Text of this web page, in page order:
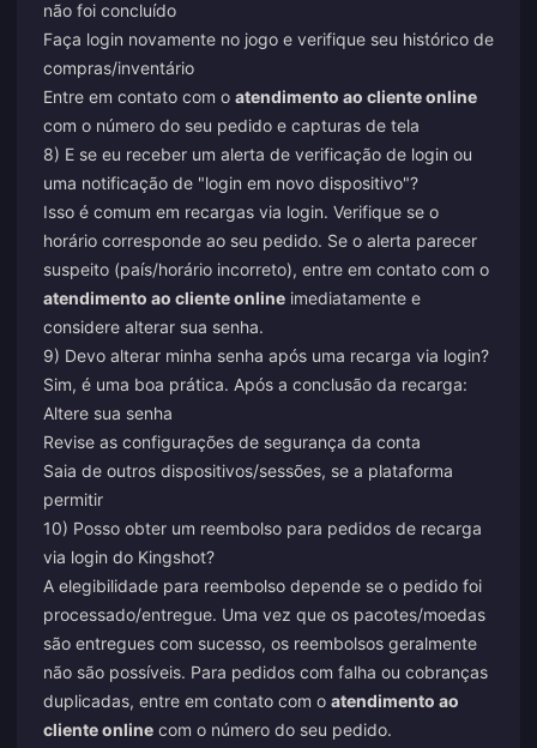
não foi concluído
Faça login novamente no jogo e verifique seu histórico de
compras/inventário
Entre em contato com o atendimento ao cliente online
com o número do seu pedido e capturas de tela
8) E se eu receber um alerta de verificação de login ou
uma notificação de "login em novo dispositivo"?
Isso é comum em recargas via login. Verifique se o
horário corresponde ao seu pedido. Se o alerta parecer
suspeito (país/horário incorreto), entre em contato com o
atendimento ao cliente online imediatamente e
considere alterar sua senha.
9) Devo alterar minha senha após uma recarga via login?
Sim, é uma boa prática. Após a conclusão da recarga:
Altere sua senha
Revise as configurações de segurança da conta
Saia de outros dispositivos/sessões, se a plataforma
permitir
10) Posso obter um reembolso para pedidos de recarga
via login do Kingshot?
A elegibilidade para reembolso depende se o pedido foi
processado/entregue. Uma vez que os pacotes/moedas
são entregues com sucesso, os reembolsos geralmente
não são possíveis. Para pedidos com falha ou cobranças
duplicadas, entre em contato com o atendimento ao
cliente online com o número do seu pedido.